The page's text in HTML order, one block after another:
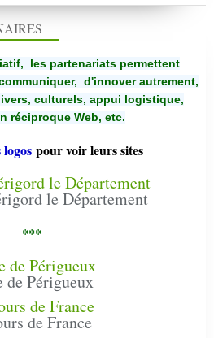
les partenariats permettent
d'innover autrement,
culturels, appui logistique,
réciproque Web, etc.
logos pour voir leurs sites
le Département
***
Périgueux
de France